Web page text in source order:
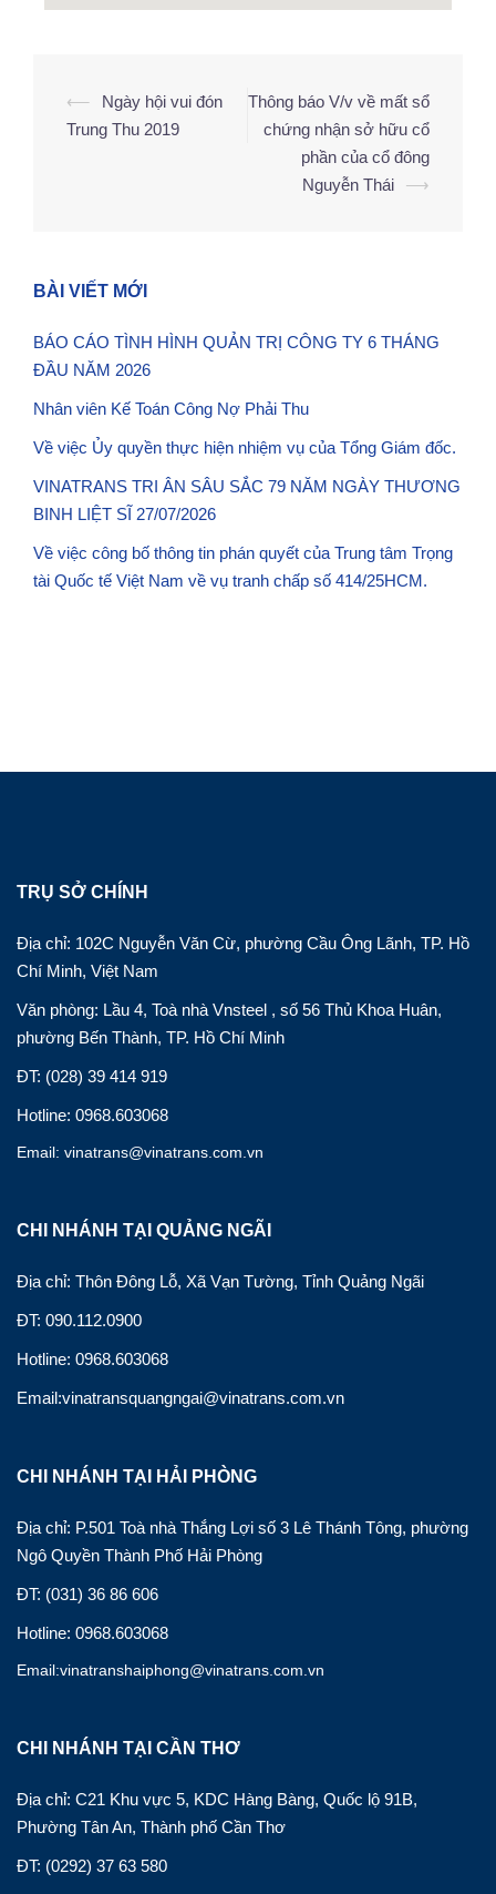
⟵
Ngày hội vui đón
Trung Thu 2019
Thông báo V/v về mất sổ
chứng nhận sở hữu cổ
phần của cổ đông
Nguyễn Thái
⟶
BÀI VIẾT MỚI
BÁO CÁO TÌNH HÌNH QUẢN TRỊ CÔNG TY 6 THÁNG
ĐẦU NĂM 2026
Nhân viên Kế Toán Công Nợ Phải Thu
Về việc Ủy quyền thực hiện nhiệm vụ của Tổng Giám đốc.
VINATRANS TRI ÂN SÂU SẮC 79 NĂM NGÀY THƯƠNG
BINH LIỆT SĨ 27/07/2026
Về việc công bố thông tin phán quyết của Trung tâm Trọng
tài Quốc tế Việt Nam về vụ tranh chấp số 414/25HCM.
TRỤ SỞ CHÍNH
Địa chỉ: 102C Nguyễn Văn Cừ, phường Cầu Ông Lãnh, TP. Hồ
Chí Minh, Việt Nam
Văn phòng: Lầu 4, Toà nhà Vnsteel , số 56 Thủ Khoa Huân,
phường Bến Thành, TP. Hồ Chí Minh
ĐT: (028) 39 414 919
Hotline: 0968.603068
Email: vinatrans@vinatrans.com.vn
CHI NHÁNH TẠI QUẢNG NGÃI
Địa chỉ: Thôn Đông Lỗ, Xã Vạn Tường, Tỉnh Quảng Ngãi
ĐT: 090.112.0900
Hotline: 0968.603068
Email:vinatransquangngai@vinatrans.com.vn
CHI NHÁNH TẠI HẢI PHÒNG
Địa chỉ: P.501 Toà nhà Thắng Lợi số 3 Lê Thánh Tông, phường
Ngô Quyền Thành Phố Hải Phòng
ĐT: (031) 36 86 606
Hotline: 0968.603068
Email:vinatranshaiphong@vinatrans.com.vn
CHI NHÁNH TẠI CẦN THƠ
Địa chỉ: C21 Khu vực 5, KDC Hàng Bàng, Quốc lộ 91B,
Phường Tân An, Thành phố Cần Thơ
ĐT: (0292) 37 63 580